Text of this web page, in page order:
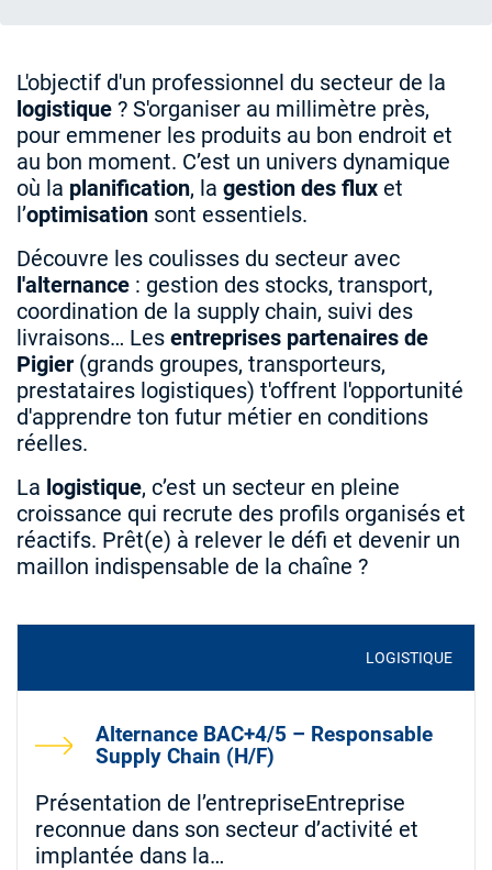
L'objectif d'un professionnel du secteur de la
logistique ? S'organiser au millimètre près,
pour emmener les produits au bon endroit et
au bon moment. C’est un univers dynamique
où la planification, la gestion des flux et
l’optimisation sont essentiels.
Découvre les coulisses du secteur avec
l'alternance : gestion des stocks, transport,
coordination de la supply chain, suivi des
livraisons… Les entreprises partenaires de
Pigier (grands groupes, transporteurs,
prestataires logistiques) t'offrent l'opportunité
d'apprendre ton futur métier en conditions
réelles.
La logistique, c’est un secteur en pleine
croissance qui recrute des profils organisés et
réactifs. Prêt(e) à relever le défi et devenir un
maillon indispensable de la chaîne ?
Alternance BAC+4/5 – Responsable
Supply Chain (H/F)
LOGISTIQUE
Présentation de l’entrepriseEntreprise
reconnue dans son secteur d’activité et
implantée dans la…